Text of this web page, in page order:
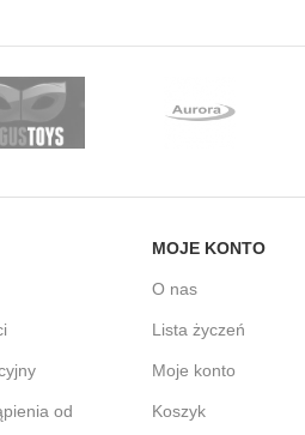
od
MOJE KONTO
O nas
Lista życzeń
Moje konto
Koszyk